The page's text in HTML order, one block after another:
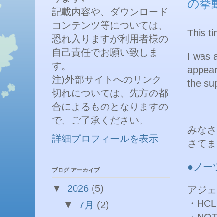
の挙
This
I was
the
みな
さて
●ノー
アジ
・
記載内容や、ダウンロード
コンテンツ等については、
恐れ入りますが利用者様の
自己責任でお願い致しま
す。
注)外部サイトへのリンク
切れについては、先方の都
合によるものとなりますの
で、ご了承ください。
詳細プロフィールを表示
ブログ アーカイブ
▼ 2026 (5)
▼ 7月 (2)